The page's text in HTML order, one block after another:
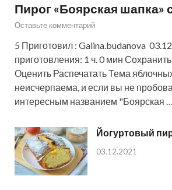
Пирог «Боярская шапка»
Оставьте комментарий
5 Приготовил : Galina.budanova
приготовления: 1 ч. 0 мин
Оценить Распечатать Тема
неисчерпаема, и если вы не
интересным названием "Боярская …
Йогуртовый
03.12.2021